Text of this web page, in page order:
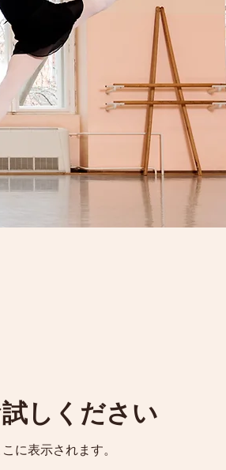
しください
に表示されます。